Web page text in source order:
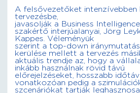
A felsővezetőket intenzívebben
tervezésbe,
javasolják a Business
szakértő interjúalanyai, Jörg
Kappes. Véleményük
szerint a top-down
kerülése mellett a tervezés
aktuális trendje az, hogy a
inkább használnak rövid távú
előrejelzéseket, hosszabb
vonatkozóan pedig a
szcenáriókat tartják